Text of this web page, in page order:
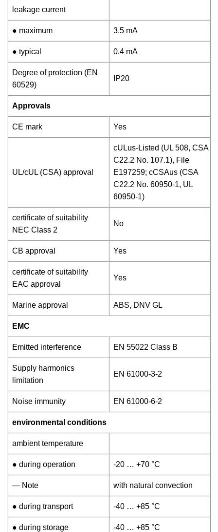
leakage current
● maximum 3.5 mA
● typical 0.4 mA
Degree of protection (EN
60529)
IP20
Approvals
CE mark Yes
UL/cUL (CSA) approval
cULus-Listed (UL 508, CSA
C22.2 No. 107.1), File
E197259; cCSAus (CSA
C22.2 No. 60950-1, UL
60950-1)
certificate of suitability
NEC Class 2
No
CB approval Yes
certificate of suitability
EAC approval
Yes
Marine approval ABS, DNV GL
EMC
Emitted interference EN 55022 Class B
Supply harmonics
limitation
EN 61000-3-2
Noise immunity EN 61000-6-2
environmental conditions
ambient temperature
● during operation -20 … +70 °C
— Note with natural convection
● during transport -40 … +85 °C
● during storage -40 … +85 °C